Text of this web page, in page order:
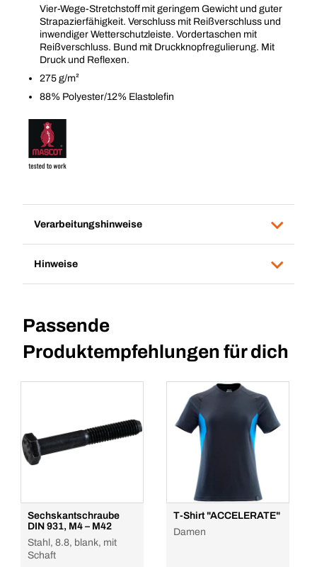
Vier-Wege-Stretchstoff mit geringem Gewicht und guter
Strapazierfähigkeit. Verschluss mit Reißverschluss und
inwendiger Wetterschutzleiste. Vordertaschen mit
Reißverschluss. Bund mit Druckknopfregulierung. Mit
Druck und Reflexen.
275 g/m²
88% Polyester/12% Elastolefin
Verarbeitungshinweise
Hinweise
Passende
Produktempfehlungen für dich
Sechskantschraube
DIN 931, M4 – M42
Stahl, 8.8, blank, mit
Schaft
T-Shirt "ACCELERATE"
Damen